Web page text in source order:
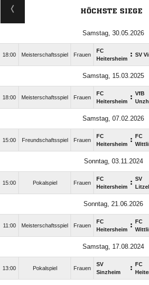
HÖCHSTE SIEGE
Samstag, 30.05.2026
18:00 Meisterschaftsspiel Frauen
FC
Heitersheim : SV
Samstag, 15.03.2025
18:00 Meisterschaftsspiel Frauen
FC
Heitersheim : VfB
Samstag, 07.02.2026
15:00 Freundschaftsspiel Frauen
FC
Heitersheim :
FC
Sonntag, 03.11.2024
15:00 Pokalspiel Frauen
FC
Heitersheim : SV
Sonntag, 21.06.2026
11:00 Meisterschaftsspiel Frauen
FC
Heitersheim :
FC
Samstag, 17.08.2024
13:00 Pokalspiel Frauen
SV
Sinzheim
:
FC